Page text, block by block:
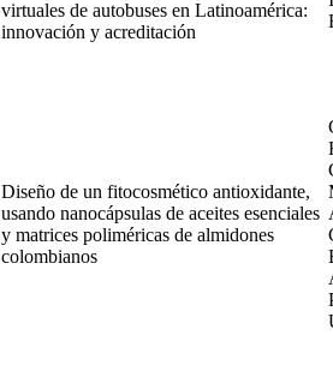
virtuales de autobuses en Latinoamérica:
innovación y acreditación
Diseño de un fitocosmético antioxidante,
usando nanocápsulas de aceites esenciales
y matrices poliméricas de almidones
colombianos